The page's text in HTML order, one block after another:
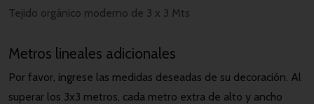
Tejido orgánico moderno de 3 x 3 Mts
Metros lineales adicionales
Por favor, ingrese las medidas deseadas de su decoración. Al
superar los 3x3 metros, cada metro extra de alto y ancho